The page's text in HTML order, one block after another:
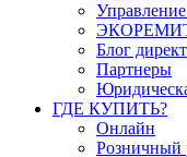
Блог
Партнеры
ГДЕ КУПИТЬ?
Онлайн
Розничный